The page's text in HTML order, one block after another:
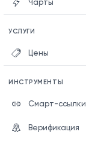
Чарты
УСЛУГИ
Цены
ИНСТРУМЕНТЫ
Смарт-ссылки
Верификация